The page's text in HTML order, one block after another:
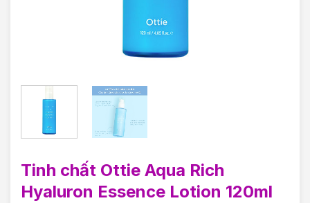
Tinh chất Ottie Aqua Rich
Hyaluron Essence Lotion 120ml